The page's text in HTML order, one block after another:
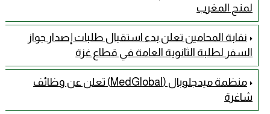
لمنح المغرب
نقابة المحامين تعلن بدء استقبال طلبات إصدار جواز
السفر لطلبة الثانوية العامة في قطاع غزة
منظمة ميدجلوبال (MedGlobal) تعلن عن وظائف
شاغرة